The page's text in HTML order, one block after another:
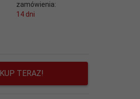
zamówienia:
14 dni
KUP TERAZ!